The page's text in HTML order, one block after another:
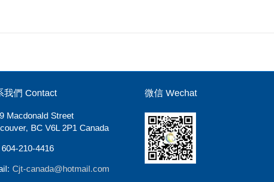
我們 Contact
Macdonald Street
BC V6L 2P1 Canada
604-210-4416
Cjt-canada@hotmail.com
微信 Wechat